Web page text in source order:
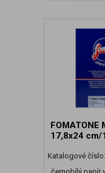
FOMATONE
17,8x24 cm/
Katalogové číslo: